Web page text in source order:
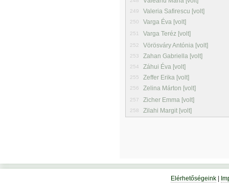
249 Valeria Safirescu [volt]
250 Varga Éva [volt]
251 Varga Teréz [volt]
252 Vörösváry Antónia [volt]
253 Zahan Gabriella [volt]
254 Záhui Éva [volt]
255 Zeffer Erika [volt]
256 Zelina Márton [volt]
257 Zicher Emma [volt]
258 Zilahi Margit [volt]
Elérhetőségeink|